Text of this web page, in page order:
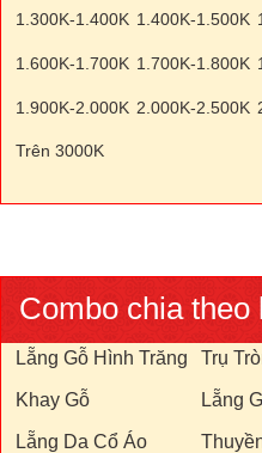
1.300K-1.400K 1.400K-1.500K
1.600K-1.700K 1.700K-1.800K
1.900K-2.000K 2.000K-2.500K
Trên 3000K
₫.
hiện
là:
370.000 ₫.
Combo chia theo
Lẵng Gỗ Hình Trăng Trụ
Khay Gỗ Lẵng
Lẵng Da Cổ Áo